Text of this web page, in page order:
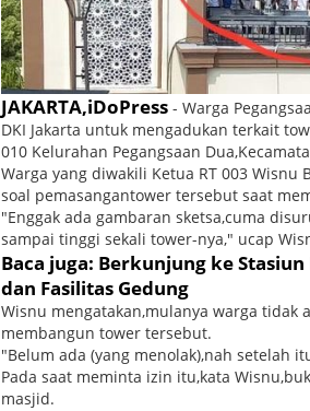
JAKARTA,iDoPress - Warga
DKI Jakarta untuk mengadukan terkait
010 Kelurahan Pegangsaan
Warga yang diwakili Ketua RT 003
soal pemasangantower tersebut saat
"Enggak ada gambaran sketsa,cuma
sampai tinggi sekali tower-nya," ucap
Baca juga: Berkunjung ke
dan Fasilitas Gedung
Wisnu mengatakan,mulanya warga
membangun tower tersebut.
"Belum ada (yang menolak),nah setelah
Pada saat meminta izin itu,kata
masjid.